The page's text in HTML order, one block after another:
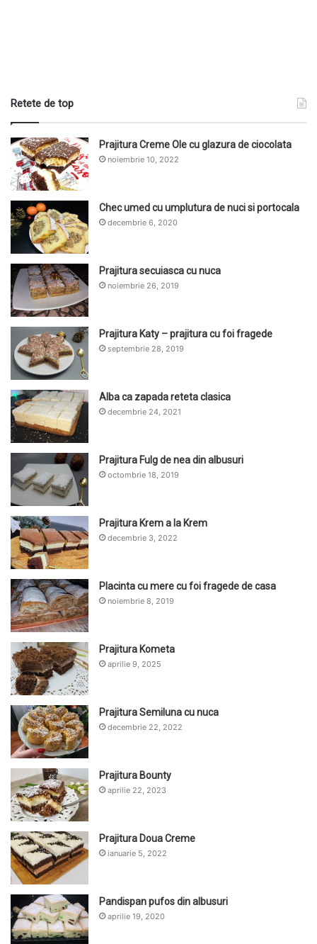
Retete de top
Prajitura Creme Ole cu glazura de ciocolata
noiembrie 10, 2022
Chec umed cu umplutura de nuci si portocala
decembrie 6, 2020
Prajitura secuiasca cu nuca
noiembrie 26, 2019
Prajitura Katy – prajitura cu foi fragede
septembrie 28, 2019
Alba ca zapada reteta clasica
decembrie 24, 2021
Prajitura Fulg de nea din albusuri
octombrie 18, 2019
Prajitura Krem a la Krem
decembrie 3, 2022
Placinta cu mere cu foi fragede de casa
noiembrie 8, 2019
Prajitura Kometa
aprilie 9, 2025
Prajitura Semiluna cu nuca
decembrie 22, 2022
Prajitura Bounty
aprilie 22, 2023
Prajitura Doua Creme
ianuarie 5, 2022
Pandispan pufos din albusuri
aprilie 19, 2020